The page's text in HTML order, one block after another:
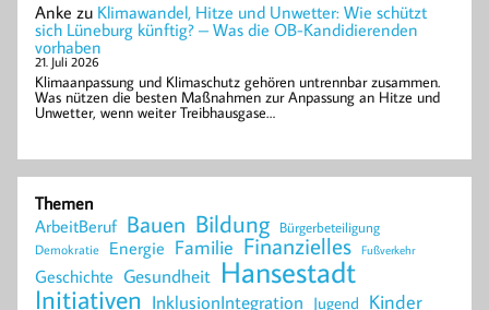
Anke zu Klimawandel, Hitze und Unwetter: Wie schützt
sich Lüneburg künftig? – Was die OB-Kandidierenden
vorhaben
21. Juli 2026
Klimaanpassung und Klimaschutz gehören untrennbar zusammen.
Was nützen die besten Maßnahmen zur Anpassung an Hitze und
Unwetter, wenn weiter Treibhausgase…
Themen
ArbeitBeruf Bauen Bildung Bürgerbeteiligung
Demokratie Energie Familie Finanzielles Fußverkehr
Geschichte Gesundheit Hansestadt
Initiativen InklusionIntegration Jugend Kinder